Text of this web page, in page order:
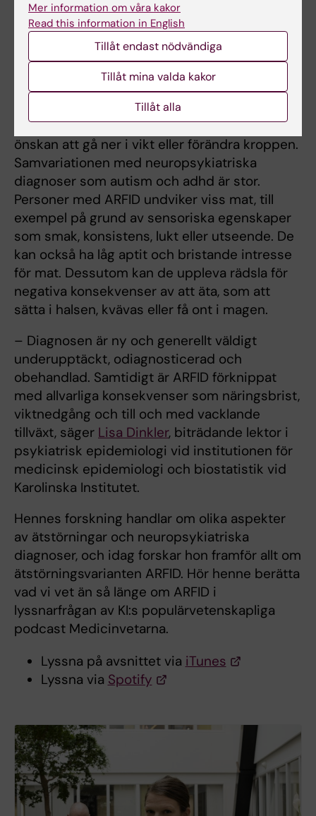
Andreas Andersson
ätstörning. Den startar
oftast i barndomen och
kännetecknas av ett väldigt
begränsat ätande. Men den
skiljer sig från andra
ätstörningar som anorexi
eller bulimi eftersom den inte är kopplad till en
önskan att gå ner i vikt eller förändra kroppen.
Samvariationen med neuropsykiatriska
diagnoser som autism och adhd är stor.
Personer med ARFID undviker viss mat, till
exempel på grund av sensoriska egenskaper
som smak, konsistens, lukt eller utseende. De
kan också ha låg aptit och bristande intresse
för mat. Dessutom kan de uppleva rädsla för
negativa konsekvenser av att äta, som att
sätta i halsen, kvävas eller få ont i magen.
– Diagnosen är ny och generellt väldigt
underupptäckt, odiagnosticerad och
obehandlad. Samtidigt är ARFID förknippat
med allvarliga konsekvenser som näringsbrist,
viktnedgång och till och med vacklande
tillväxt, säger Lisa Dinkler, biträdande lektor i
psykiatrisk epidemiologi vid institutionen för
medicinsk epidemiologi och biostatistik vid
Karolinska Institutet.
Hennes forskning handlar om olika aspekter
av ätstörningar och neuropsykiatriska
diagnoser, och idag forskar hon framför allt om
ätstörningsvarianten ARFID. Hör henne berätta
vad vi vet än så länge om ARFID i
lyssnarfrågan av KI:s populärvetenskapliga
podcast Medicinvetarna.
Lyssna på avsnittet via iTunes
Lyssna via Spotify
Mer information om våra kakor
Read this information in English
Tillåt endast nödvändiga
Tillåt mina valda kakor
Tillåt alla